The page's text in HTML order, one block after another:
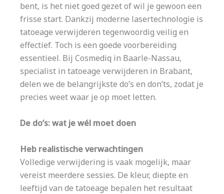
bent, is het niet goed gezet of wil je gewoon een
frisse start. Dankzij moderne lasertechnologie is
tatoeage verwijderen tegenwoordig veilig en
effectief. Toch is een goede voorbereiding
essentieel. Bij Cosmediq in Baarle-Nassau,
specialist in tatoeage verwijderen in Brabant,
delen we de belangrijkste do’s en don’ts, zodat je
precies weet waar je op moet letten.
De do’s: wat je wél moet doen
Heb realistische verwachtingen
Volledige verwijdering is vaak mogelijk, maar
vereist meerdere sessies. De kleur, diepte en
leeftijd van de tatoeage bepalen het resultaat